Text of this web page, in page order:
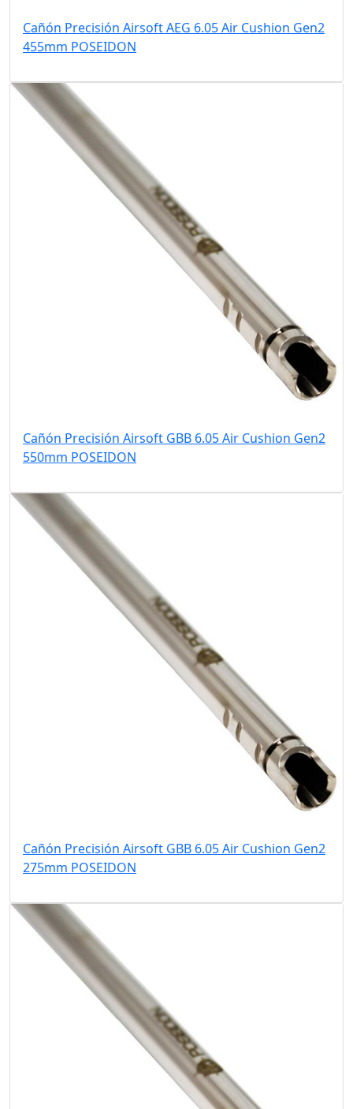
Cañón Precisión Airsoft AEG 6.05 Air Cushion Gen2
455mm POSEIDON
Cañón Precisión Airsoft GBB 6.05 Air Cushion Gen2
550mm POSEIDON
Cañón Precisión Airsoft GBB 6.05 Air Cushion Gen2
275mm POSEIDON